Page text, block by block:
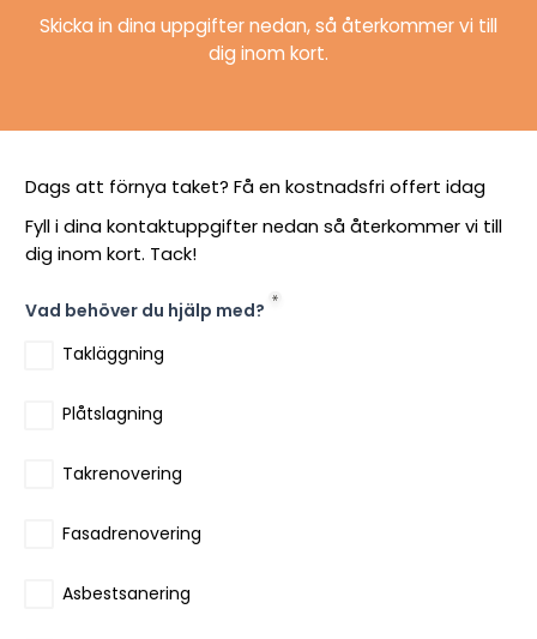
Skicka in dina uppgifter nedan, så återkommer vi till
dig inom kort.
Dags att förnya taket? Få en kostnadsfri offert idag
Fyll i dina kontaktuppgifter nedan så återkommer vi till
dig inom kort. Tack!
Vad behöver du hjälp med?
Takläggning
Plåtslagning
Takrenovering
Fasadrenovering
Asbestsanering